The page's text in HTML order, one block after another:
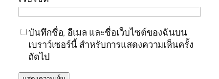
บันทึกชื่อ, อีเมล และชื่อเว็บไซต์ของฉันบน
เบราว์เซอร์นี้ สำหรับการแสดงความเห็นครั้ง
ถัดไป